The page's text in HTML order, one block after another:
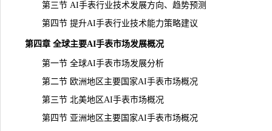
第三节 AI手表行业技术发展方向、趋势预测
第四节 提升AI手表行业技术能力策略建议
第四章 全球主要AI手表市场发展概况
第一节 全球AI手表市场发展分析
第二节 欧洲地区主要国家AI手表市场概况
第三节 北美地区AI手表市场概况
第四节 亚洲地区主要国家AI手表市场概况